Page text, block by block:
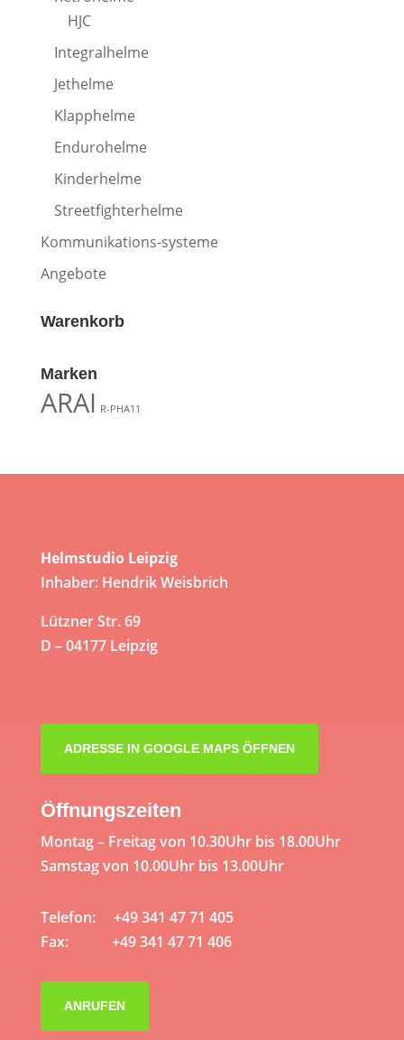
HJC
Integralhelme
Jethelme
Klapphelme
Endurohelme
Kinderhelme
Streetfighterhelme
Kommunikations-systeme
Angebote
Warenkorb
Marken
ARAI R-PHA11
Helmstudio Leipzig
Inhaber: Hendrik Weisbrich
Lützner Str. 69
D – 04177 Leipzig
ADRESSE IN GOOGLE MAPS ÖFFNEN
Öffnungszeiten
Montag – Freitag von 10.30Uhr bis 18.00Uhr
Samstag von 10.00Uhr bis 13.00Uhr
Telefon: +49 341 47 71 405
Fax: +49 341 47 71 406
ANRUFEN